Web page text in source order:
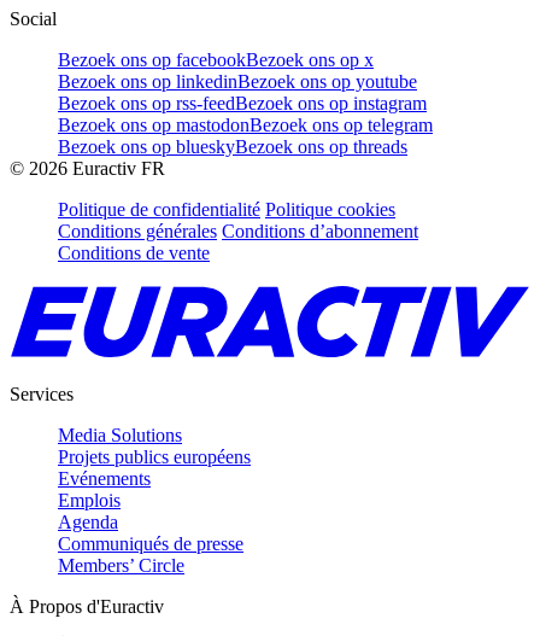
Social
Bezoek ons op facebookBezoek ons op x
Bezoek ons op linkedinBezoek ons op youtube
Bezoek ons op rss-feedBezoek ons op instagram
Bezoek ons op mastodonBezoek ons op telegram
Bezoek ons op blueskyBezoek ons op threads
© 2026 Euractiv FR
Politique de confidentialité Politique cookies
Conditions générales Conditions d’abonnement
Conditions de vente
Services
Media Solutions
Projets publics européens
Evénements
Emplois
Agenda
Communiqués de presse
Members’ Circle
À Propos d'Euractiv